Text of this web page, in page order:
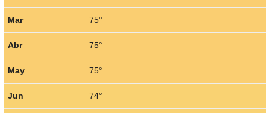
Mar 75°
Abr 75°
May 75°
Jun 74°